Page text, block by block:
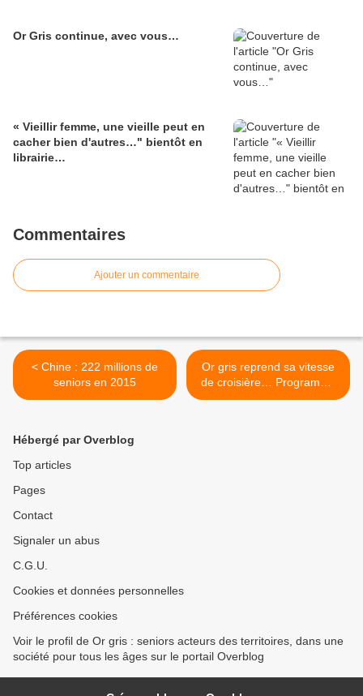
Or Gris continue, avec vous…
« Vieillir femme, une vieille peut en
cacher bien d'autres…" bientôt en
librairie…
Commentaires
Ajouter un commentaire
< Chine : 222 millions de
seniors en 2015
Or gris reprend sa vitesse
de croisière… Programme
de rentrée >
Hébergé par Overblog
Top articles
Pages
Contact
Signaler un abus
C.G.U.
Cookies et données personnelles
Préférences cookies
Voir le profil de Or gris : seniors acteurs des territoires, dans une
société pour tous les âges sur le portail Overblog